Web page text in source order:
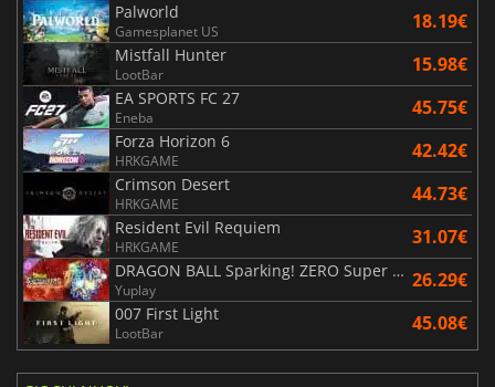
Palworld
Gamesplanet US 18.19€
Mistfall Hunter
LootBar 15.98€
EA SPORTS FC 27
Eneba 45.75€
Forza Horizon 6
HRKGAME 42.42€
Crimson Desert
HRKGAME 44.73€
Resident Evil Requiem
HRKGAME 31.07€
DRAGON BALL Sparking! ZERO Super Limit Breaking NEO
Yuplay 26.29€
007 First Light
LootBar 45.08€